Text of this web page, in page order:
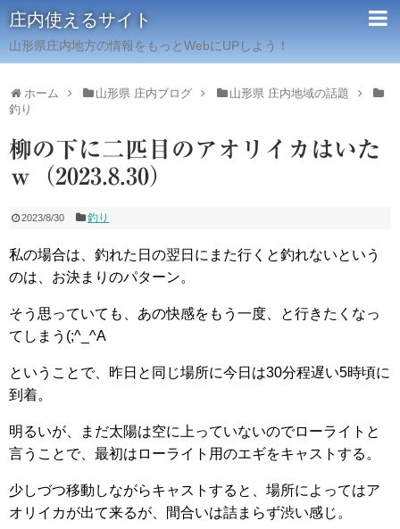
庄内使えるサイト
山形県庄内地方の情報をもっとWebにUPしよう！
ホーム 山形県 庄内ブログ
山形県 庄内地域の話題
釣り
柳の下に二匹目のアオリイカはいた
ｗ（2023.8.30）
2023/8/30 釣り
私の場合は、釣れた日の翌日にまた行くと釣れないという
のは、お決まりのパターン。
そう思っていても、あの快感をもう一度、と行きたくなっ
てしまう(;^_^A
ということで、昨日と同じ場所に今日は30分程遅い5時頃に
到着。
明るいが、まだ太陽は空に上っていないのでローライトと
言うことで、最初はローライト用のエギをキャストする。
少しづつ移動しながらキャストすると、場所によってはア
オリイカが出て来るが、間合いは詰まらず渋い感じ。